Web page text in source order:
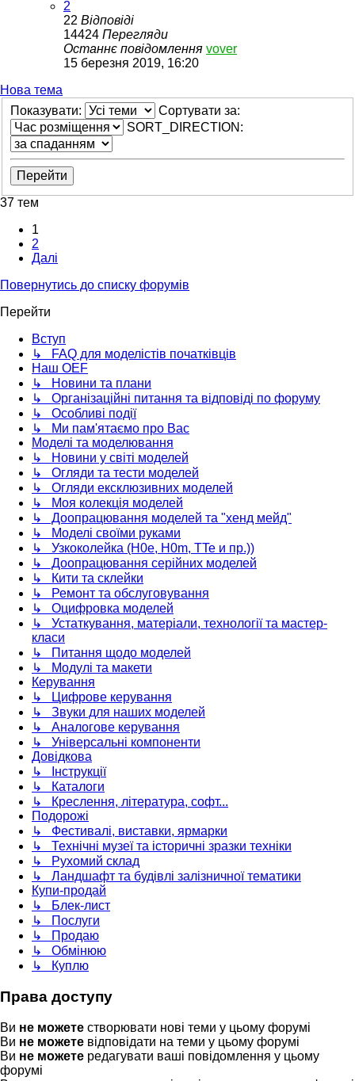
2
22 Відповіді
14424 Перегляди
Останнє повідомлення vover
15 березня 2019, 16:20
Нова тема
Показувати:
Сортувати за:
SORT_DIRECTION:
37 тем
1
2
Далі
Повернутись до списку форумів
Перейти
Вступ
↳ FAQ для моделістів початківців
Наш OEF
↳ Новини та плани
↳ Організаційні питання та відповіді по форуму
↳ Особливі події
↳ Ми пам'ятаємо про Вас
Моделі та моделювання
↳ Новини у світі моделей
↳ Огляди та тести моделей
↳ Огляди ексклюзивних моделей
↳ Моя колекція моделей
↳ Доопрацювання моделей та "хенд мейд"
↳ Моделі своїми руками
↳ Узкоколейка (H0e, H0m, TTe и пр.))
↳ Доопрацювання серійних моделей
↳ Кити та склейки
↳ Ремонт та обслуговування
↳ Оцифровка моделей
↳ Устаткування, матеріали, технології та мастер-
класи
↳ Питання щодо моделей
↳ Модулі та макети
Керування
↳ Цифрове керування
↳ Звуки для наших моделей
↳ Аналогове керування
↳ Універсальні компоненти
Довідкова
↳ Інструкції
↳ Каталоги
↳ Креслення, література, софт...
Подорожі
↳ Фестивалі, виставки, ярмарки
↳ Технічні музеї та історичні зразки техніки
↳ Рухомий склад
↳ Ландшафт та будівлі залізничної тематики
Купи-продай
↳ Блек-лист
↳ Послуги
↳ Продаю
↳ Обмінюю
↳ Куплю
Права доступу
Ви не можете створювати нові теми у цьому форумі
Ви не можете відповідати на теми у цьому форумі
Ви не можете редагувати ваші повідомлення у цьому
форумі